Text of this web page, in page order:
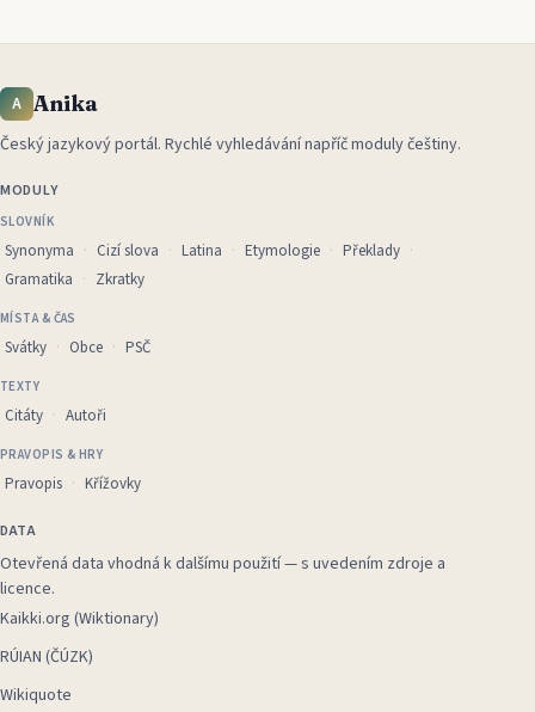
A Anika
Český jazykový portál. Rychlé vyhledávání napříč moduly češtiny.
MODULY
SLOVNÍK
Synonyma Cizí slova Latina Etymologie
Překlady
Gramatika
Zkratky
MÍSTA & ČAS
Svátky Obce PSČ
TEXTY
Citáty Autoři
PRAVOPIS & HRY
Pravopis Křížovky
DATA
Otevřená data vhodná k dalšímu použití — s uvedením zdroje a
licence.
Kaikki.org (Wiktionary)
RÚIAN (ČÚZK)
Wikiquote